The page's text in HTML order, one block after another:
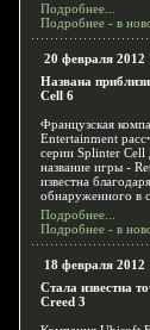
Подробнее...
Подробнее - в
20 февраля 2012
Названа
Cell 6
Французская
Entertainment
серии Splinter Cell
название игры -
известна
обнаруженного в
Подробнее...
Подробнее - в
18 февраля 2012
Стала известна
Creed 3